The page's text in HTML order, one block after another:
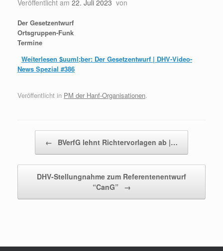
Veröffentlicht am 22. Juli 2023 von
Der Gesetzentwurf
Ortsgruppen-Funk
Termine
Weiterlesen $uuml;ber: Der Gesetzentwurf | DHV-Video-
News Spezial #386
Veröffentlicht in PM der Hanf-Organisationen.
← BVerfG lehnt Richtervorlagen ab |…
DHV-Stellungnahme zum Referentenentwurf
“CanG”
→